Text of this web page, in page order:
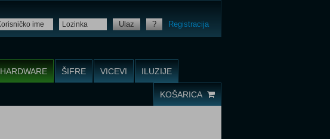
Ulaz ? Registracija
HARDWARE ŠIFRE VICEVI ILUZIJE
KOŠARICA